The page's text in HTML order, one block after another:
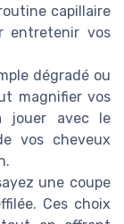
capillaire
entretenir vos
dégradé ou
magnifier vos
jouer avec le
vos cheveux
une coupe
Ces choix